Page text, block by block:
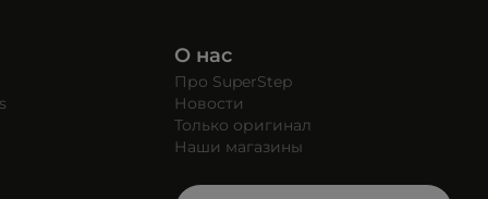
О нас
Про SuperStep
Новости
Только оригинал
Наши магазины